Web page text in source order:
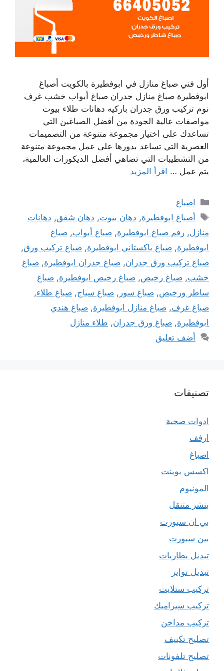
أول فني صباغ منازل في ابوفطيرة بالكويت أصباغ
ابوفطيرة صباغ منازل جدران صباغ أبواب خشب غرف
نوم تركيب ورق جدران باركيه دهانات طلاء بيوت
مواصفات عالية الجودة من أفضل الصباغين التي
تساعدك على اختيار مجموعة متنوعة من التصميمات
العصرية التي تساعد بدورها على عمل مجموعة متنوعة
من التشطيبات التي تضاهي أفضل الديكورات العالمية،
يتم عمل … اقرأ المزيد
التصنيفات
اصباغ
الوسوم
أصباغ ابوفطيرة, دهان بيوت, دهان شقق, دهانات
منازل, رقم صباغ ابوفطيرة, صباغ أبواب, صباغ
ابوفطيرة, صباغ باكستاني ابوفطيرة, صباغ تركيب ورق,
صباغ تركيب ورق جدران, صباغ جدران ابوفطيرة, صباغ
خشب, صباغ رخيص, صباغ رخيص ابوفطيرة, صباغ
ساطر ورخيص, صباغ سور , صباغ سياج, صباغ طلاء,
صباغ غرف, صباغ منازل ابوفطيرة, صباغ هندي
ابوفطيرة, صباغ ورق جدران, طلاء منازل
أضف تعليق
تصنيفات
ادوات صحية
ارفف
اصباغ
اكسس بوينت
المونيوم
بنشر متنقل
بي ان سبورت
بين سبورت
تبديل بطاريات
تبديل تواير
تركيب ستلايت
تركيب سيراميك
تركيب مداخن
تصليح تكييف
تصليح تلفونات